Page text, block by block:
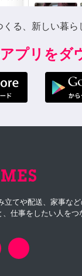
る、新しい暮ら
プリをダ
立てや配送、家事な
仕事をしたい人をつ